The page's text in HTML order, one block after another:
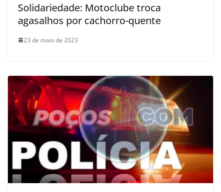
Solidariedade: Motoclube troca
agasalhos por cachorro-quente
23 de maio de 2023